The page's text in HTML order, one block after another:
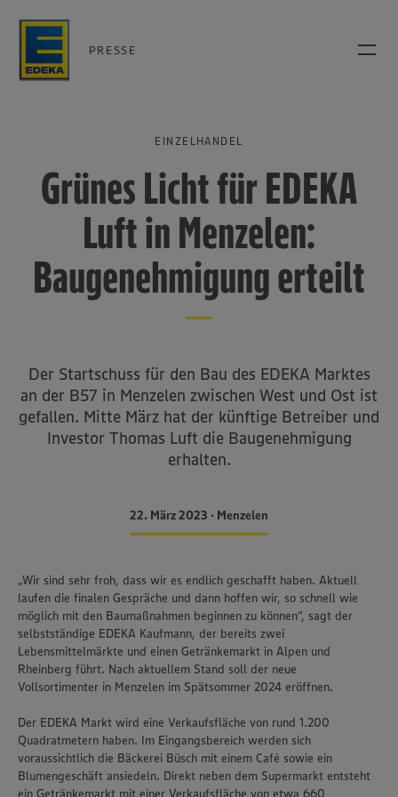
PRESSE
EINZELHANDEL
Grünes Licht für EDEKA
Luft in Menzelen:
Baugenehmigung erteilt
Der Startschuss für den Bau des EDEKA Marktes
an der B57 in Menzelen zwischen West und Ost ist
gefallen. Mitte März hat der künftige Betreiber und
Investor Thomas Luft die Baugenehmigung
erhalten.
22. März 2023 • Menzelen
„Wir sind sehr froh, dass wir es endlich geschafft haben. Aktuell
laufen die finalen Gespräche und dann hoffen wir, so schnell wie
möglich mit den Baumaßnahmen beginnen zu können“, sagt der
selbstständige EDEKA Kaufmann, der bereits zwei
Lebensmittelmärkte und einen Getränkemarkt in Alpen und
Rheinberg führt. Nach aktuellem Stand soll der neue
Vollsortimenter in Menzelen im Spätsommer 2024 eröffnen.
Der EDEKA Markt wird eine Verkaufsfläche von rund 1.200
Quadratmetern haben. Im Eingangsbereich werden sich
voraussichtlich die Bäckerei Büsch mit einem Café sowie ein
Blumengeschäft ansiedeln. Direkt neben dem Supermarkt entsteht
ein Getränkemarkt mit einer Verkaufsfläche von etwa 660